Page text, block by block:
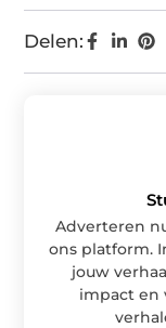
Delen:
Adverteren
ons platform.
jouw
impact en